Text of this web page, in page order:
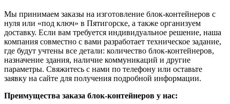
Мы принимаем заказы на изготовление блок-контейнеров с
нуля или «под ключ» в Пятигорске, а также организуем
доставку. Если вам требуется индивидуальное решение, наша
компания совместно с вами разработает техническое задание,
где будут учтены все детали: количество блок-контейнеров,
назначение здания, наличие коммуникаций и другие
параметры. Свяжитесь с нами по телефону или оставьте
заявку на сайте для получения подробной информации.
Преимущества заказа блок-контейнеров у нас: